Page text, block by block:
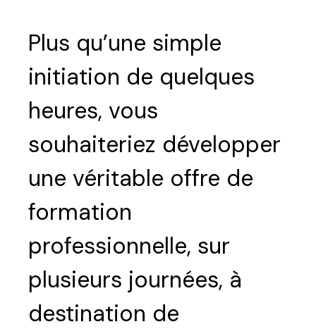
Plus qu’une simple
initiation de quelques
heures, vous
souhaiteriez développer
une véritable offre de
formation
professionnelle, sur
plusieurs journées, à
destination de